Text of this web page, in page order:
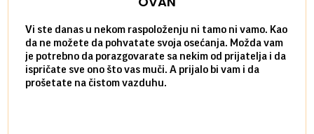
Vi ste danas u nekom raspoloženju ni tamo ni vamo. Kao
da ne možete da pohvatate svoja osećanja. Možda vam
je potrebno da porazgovarate sa nekim od prijatelja i da
ispričate sve ono što vas muči. A prijalo bi vam i da
prošetate na čistom vazduhu.